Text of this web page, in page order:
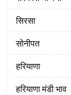
सिरसा
सोनीपत
हरियाणा
हरियाणा मंडी भाव